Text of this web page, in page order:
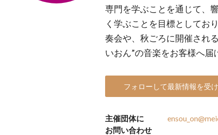
専門を学ぶことを通じて、
く学ぶことを目標としてお
奏会や、秋ごろに開催され
いおん”の音楽をお客様へ届
フォローして最新情報を受
主催団体に
お問い合わせ